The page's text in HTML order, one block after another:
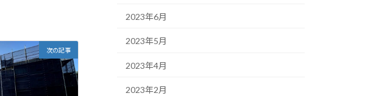
次の記事
2023年6月
2023年5月
2023年4月
2023年2月